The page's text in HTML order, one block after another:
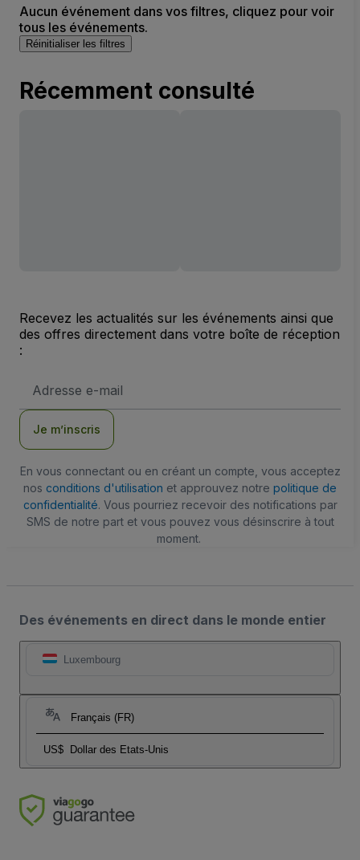
Aucun événement dans vos filtres, cliquez pour voir
tous les événements.
Réinitialiser les filtres
Récemment consulté
Recevez les actualités sur les événements ainsi que
des offres directement dans votre boîte de réception
:
e-
Je m’inscris
En vous connectant ou en créant un compte, vous acceptez
nos conditions d'utilisation et approuvez notre politique de
confidentialité. Vous pourriez recevoir des notifications par
SMS de notre part et vous pouvez vous désinscrire à tout
moment.
Des événements en direct dans le monde entier
Luxembourg
Français (FR)
US$ Dollar des Etats-Unis